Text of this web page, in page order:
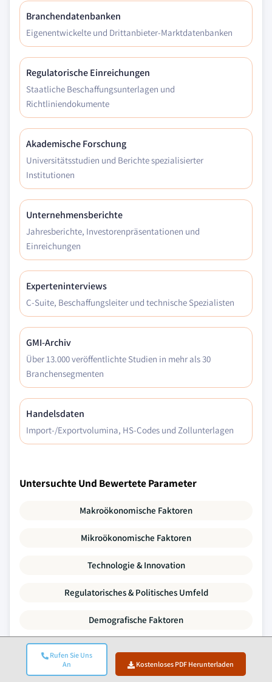
Rufen Sie Uns
An
Kostenloses PDF Herunterladen
Branchendatenbanken
Eigenentwickelte und Drittanbieter-Marktdatenbanken
Regulatorische Einreichungen
Staatliche Beschaffungsunterlagen und
Richtliniendokumente
Akademische Forschung
Universitätsstudien und Berichte spezialisierter
Institutionen
Unternehmensberichte
Jahresberichte, Investorenpräsentationen und
Einreichungen
Experteninterviews
C-Suite, Beschaffungsleiter und technische Spezialisten
GMI-Archiv
Über 13.000 veröffentlichte Studien in mehr als 30
Branchensegmenten
Handelsdaten
Import-/Exportvolumina, HS-Codes und Zollunterlagen
Untersuchte Und Bewertete Parameter
Makroökonomische Faktoren
Mikroökonomische Faktoren
Technologie & Innovation
Regulatorisches & Politisches Umfeld
Demografische Faktoren
Wertschöpfungskettenanalyse
Marktdynamik